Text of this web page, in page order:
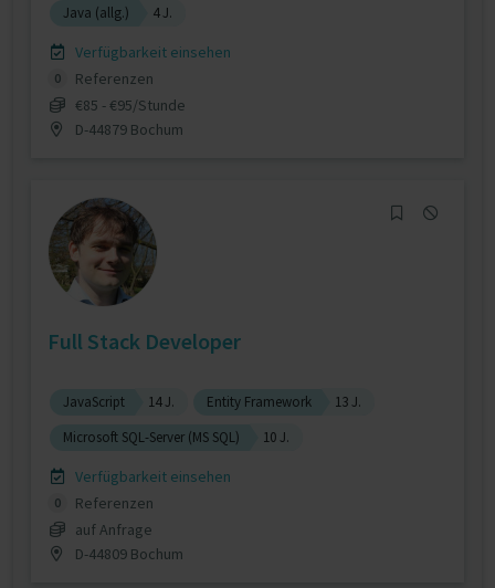
Java (allg.)
4 J.
Verfügbarkeit einsehen
0
Referenzen
€85 - €95/Stunde
D-44879 Bochum
Full Stack Developer
JavaScript 14 J. Entity Framework
13 J.
Microsoft SQL-Server (MS SQL)
10 J.
Verfügbarkeit einsehen
0
Referenzen
auf Anfrage
D-44809 Bochum